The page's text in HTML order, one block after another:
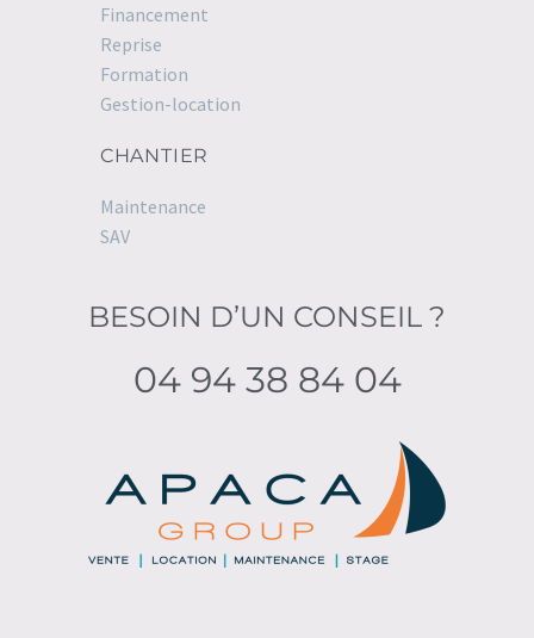
Financement
Reprise
Formation
Gestion-location
CHANTIER
Maintenance
SAV
BESOIN D’UN CONSEIL ?
04 94 38 84 04